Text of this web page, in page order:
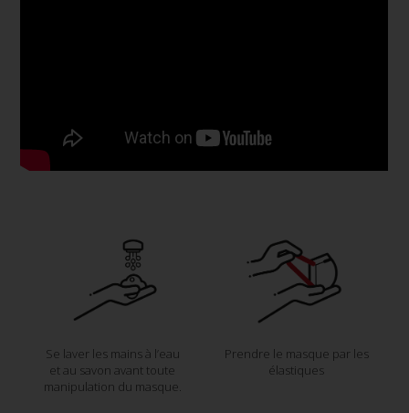
Se laver les mains à l’eau
et au savon avant toute
manipulation du masque.
Prendre le masque par les
élastiques